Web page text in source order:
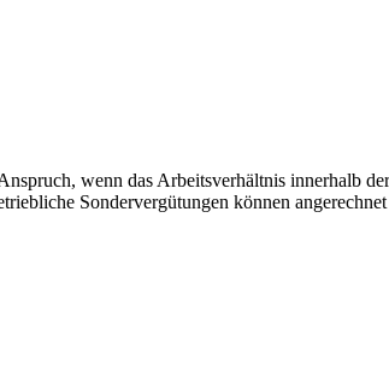
wenn das Arbeitsverhältnis innerhalb
Sondervergütungen können